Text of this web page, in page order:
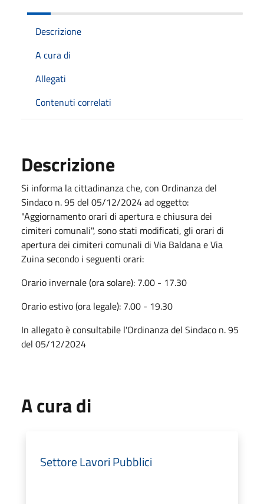
Descrizione
A cura di
Allegati
Contenuti correlati
Descrizione
Si informa la cittadinanza che, con Ordinanza del
Sindaco n. 95 del 05/12/2024 ad oggetto:
"Aggiornamento orari di apertura e chiusura dei
cimiteri comunali", sono stati modificati, gli orari di
apertura dei cimiteri comunali di Via Baldana e Via
Zuina secondo i seguenti orari:
Orario invernale (ora solare): 7.00 - 17.30
Orario estivo (ora legale): 7.00 - 19.30
In allegato è consultabile l'Ordinanza del Sindaco n. 95
del 05/12/2024
A cura di
Settore Lavori Pubblici